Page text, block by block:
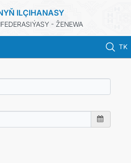
ILÇIHANASY
- ŽENEWA
TK
HABARLAR